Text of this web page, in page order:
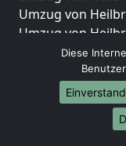
Umzug von
Umzug von
Umzug von
Umzüge-
Umzug von
Umzug von
Diese